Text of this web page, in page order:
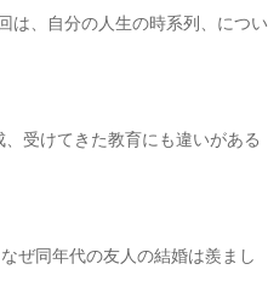
は、自分の人生の時系列、につい
受けてきた教育にも違いがある
ぜ同年代の友人の結婚は羨まし